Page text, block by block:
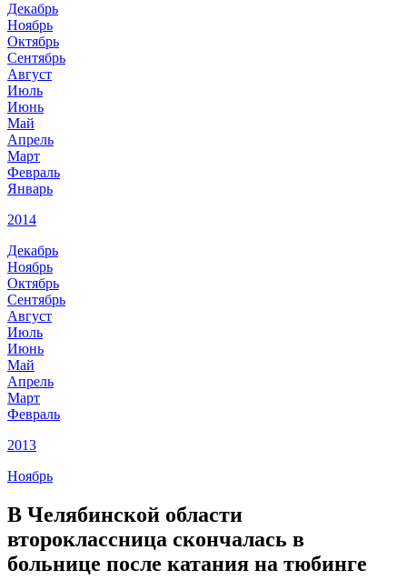
Декабрь
Ноябрь
Октябрь
Сентябрь
Август
Июль
Июнь
Май
Апрель
Март
Февраль
Январь
2014
Декабрь
Ноябрь
Октябрь
Сентябрь
Август
Июль
Июнь
Май
Апрель
Март
Февраль
2013
Ноябрь
В Челябинской области
второклассница скончалась в
больнице после катания на тюбинге